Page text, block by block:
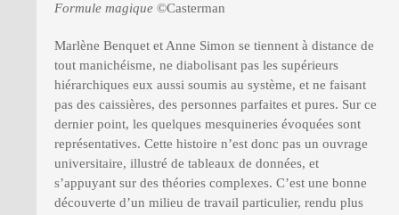
Formule magique ©Casterman
Marlène Benquet et Anne Simon se tiennent à distance de
tout manichéisme, ne diabolisant pas les supérieurs
hiérarchiques eux aussi soumis au système, et ne faisant
pas des caissières, des personnes parfaites et pures. Sur ce
dernier point, les quelques mesquineries évoquées sont
représentatives. Cette histoire n’est donc pas un ouvrage
universitaire, illustré de tableaux de données, et
s’appuyant sur des théories complexes. C’est une bonne
découverte d’un milieu de travail particulier, rendu plus